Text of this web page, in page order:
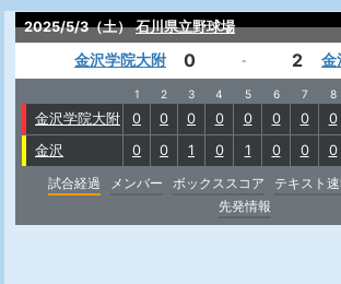
2025/5/3（土） 石川県立野球場
金沢学院大附 0 - 2 金
1 2 3 4 5 6 7 8
金沢学院大附 0 0 0 0 0 0 0 0
金沢
0 0 1 0 1 0 0 0
試合経過
メンバー ボックススコア テキスト
先発情報